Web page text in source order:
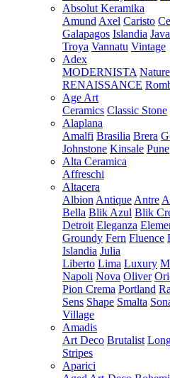
Absolut Keramika
Amund Axel Caristo
Galapagos Islandia Java
Troya Vannatu Vintage
Adex
MODERNISTA Nature
RENAISSANCE
Age Art
Ceramics Classic Stone
Alaplana
Amalfi Brasilia Brera
Johnstone Kinsale Pune
Alta Ceramica
Affreschi
Altacera
Albion Antique Antre
Bella Blik Azul Blik
Detroit Eleganza
Groundy Fern Fluence
Islandia Julia
Liberto Lima Luxury
Napoli Nova Oliver
Pion Crema Portland
Sens Shape Smalta
Village
Amadis
Art Deco Brutalist
Stripes
Aparici